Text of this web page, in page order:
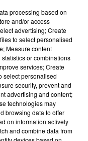
sur la venue du
processing based on
and/or access
advertising; Create
to select personalised
Measure content
or combinations
services; Create
select personalised
security, prevent and
advertising and content;
technologies may
browsing data to offer
on information actively
and combine data from